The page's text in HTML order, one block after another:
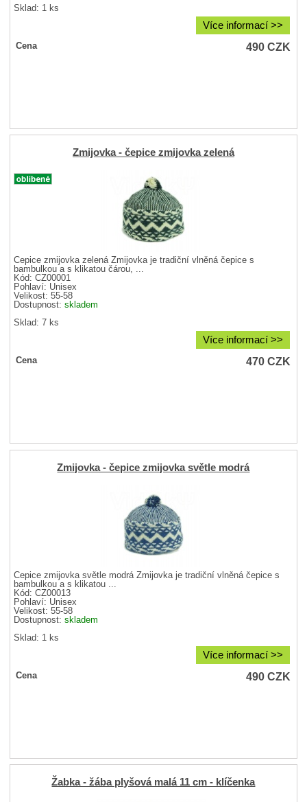
Sklad: 1 ks
Více informací >>
Cena 490CZK
Zmijovka - čepice zmijovka zelená
Čepice zmijovka zelená Zmijovka je tradiční vlněná čepice s
bambulkou a s klikatou čárou, ...
Kód: CZ00001
Pohlaví: Unisex
Velikost:55-58
Dostupnost:skladem
Sklad: 7 ks
Více informací >>
Cena 470CZK
Zmijovka - čepice zmijovka světle modrá
Čepice zmijovka světle modrá Zmijovka je tradiční vlněná čepice s
bambulkou a s klikatou ...
Kód: CZ00013
Pohlaví: Unisex
Velikost:55-58
Dostupnost:skladem
Sklad: 1 ks
Více informací >>
Cena 490CZK
Žabka - žába plyšová malá 11 cm - klíčenka